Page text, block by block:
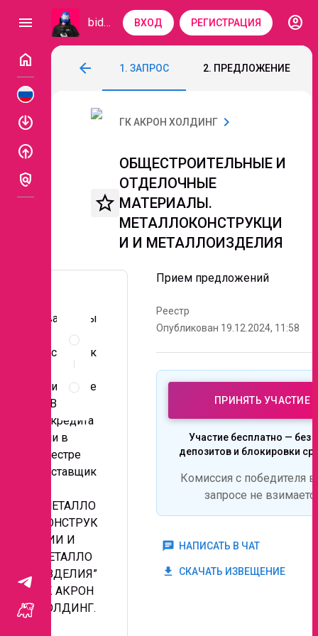
menu bidzaar ВХОД РЕГИСТРАЦИЯ
account_circle
home
enable
enable
policy
arrow_back
ОБЩЕСТРОИТЕЛЬНЫЕ И
1. ЗАПРОС 2. ПРЕДЛОЖЕНИЕ
Описание
документы
проведения
ГК АКРОН ХОЛДИНГ chevron_right
star_border
ОБЩЕСТРОИТЕЛЬНЫЕ И
ОТДЕЛОЧНЫЕ
МАТЕРИАЛЫ.
МЕТАЛЛОКОНСТРУКЦИ
И И МЕТАЛЛОИЗДЕЛИЯ
Уважаемы
поставщик
приглашае
м Вас к
аккредита
ции в
реестре
поставщик
“МЕТАЛЛО
КОНСТРУК
ЦИИ И
МЕТАЛЛО
ИЗДЕЛИЯ”
ГК АКРОН
ХОЛДИНГ.
Прием предложений
Реестр
Опубликован 19.12.2024, 11:58
ПРИНЯТЬ УЧАСТИЕ
Участие бесплатно — без
депозитов и блокировки
Комиссия с победителя
запросе не
chat НАПИСАТЬ В ЧАТ
get_app СКАЧАТЬ ИЗВЕЩЕНИЕ